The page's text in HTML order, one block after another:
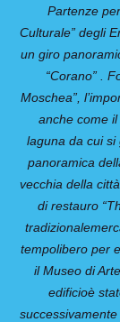
Partenze
Culturale” degli
un giro
“Corano” .
Moschea”,
anche come
laguna da cui si
panoramica
vecchia della
di restauro
tempolibero per
il Museo di
edificioè
successivamente